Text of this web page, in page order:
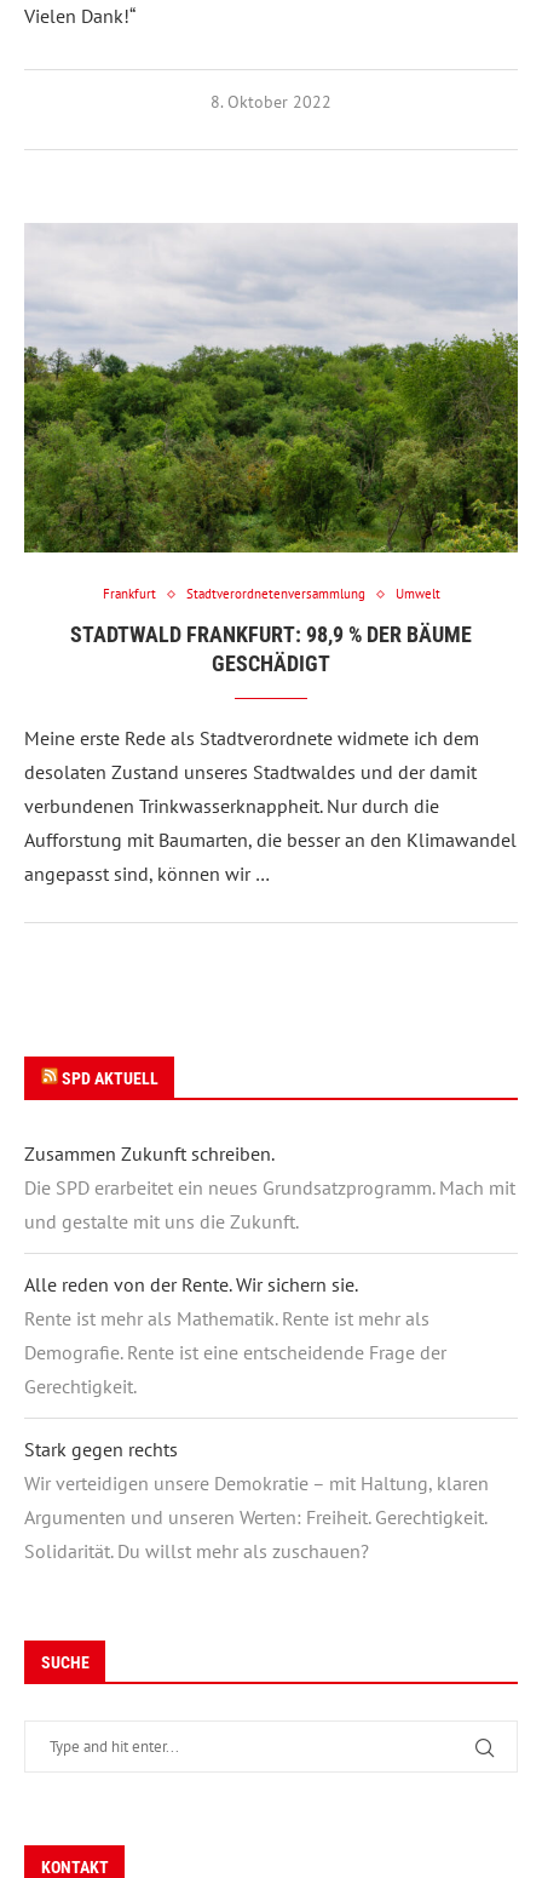
Vielen Dank!“
8. Oktober 2022
Frankfurt Stadtverordnetenversammlung Umwelt
STADTWALD FRANKFURT: 98,9 % DER BÄUME
GESCHÄDIGT
Meine erste Rede als Stadtverordnete widmete ich dem
desolaten Zustand unseres Stadtwaldes und der damit
verbundenen Trinkwasserknappheit. Nur durch die
Aufforstung mit Baumarten, die besser an den Klimawandel
angepasst sind, können wir …
SPD AKTUELL
Zusammen Zukunft schreiben.
Die SPD erarbeitet ein neues Grundsatzprogramm. Mach mit
und gestalte mit uns die Zukunft.
Alle reden von der Rente. Wir sichern sie.
Rente ist mehr als Mathematik. Rente ist mehr als
Demografie. Rente ist eine entscheidende Frage der
Gerechtigkeit.
Stark gegen rechts
Wir verteidigen unsere Demokratie – mit Haltung, klaren
Argumenten und unseren Werten: Freiheit. Gerechtigkeit.
Solidarität. Du willst mehr als zuschauen?
SUCHE
KONTAKT